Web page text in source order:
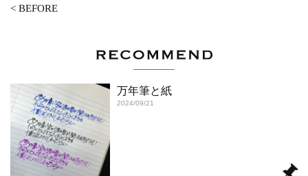
<BEFORE
万年筆と紙
2024/09/21